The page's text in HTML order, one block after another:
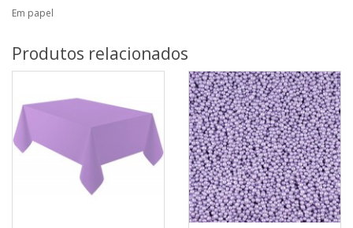
Em papel
Produtos relacionados